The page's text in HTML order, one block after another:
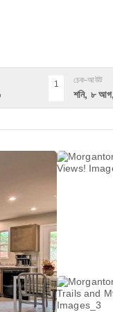
1 চেক-আউট
শনি, ৮